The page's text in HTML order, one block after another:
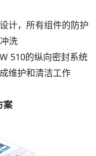
计，所有组件的防护
洗
510的纵向密封系统
维护和清洁工作
案